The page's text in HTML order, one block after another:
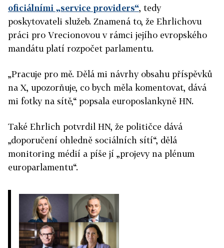
oficiálními „service providers“, tedy
poskytovateli služeb. Znamená to, že Ehrlichovu
práci pro Vrecionovou v rámci jejího evropského
mandátu platí rozpočet parlamentu.
„Pracuje pro mě. Dělá mi návrhy obsahu příspěvků
na X, upozorňuje, co bych měla komentovat, dává
mi fotky na sítě,“ popsala europoslankyně HN.
Také Ehrlich potvrdil HN, že političce dává
„doporučení ohledně sociálních sítí“, dělá
monitoring médií a píše jí „projevy na plénum
europarlamentu“.